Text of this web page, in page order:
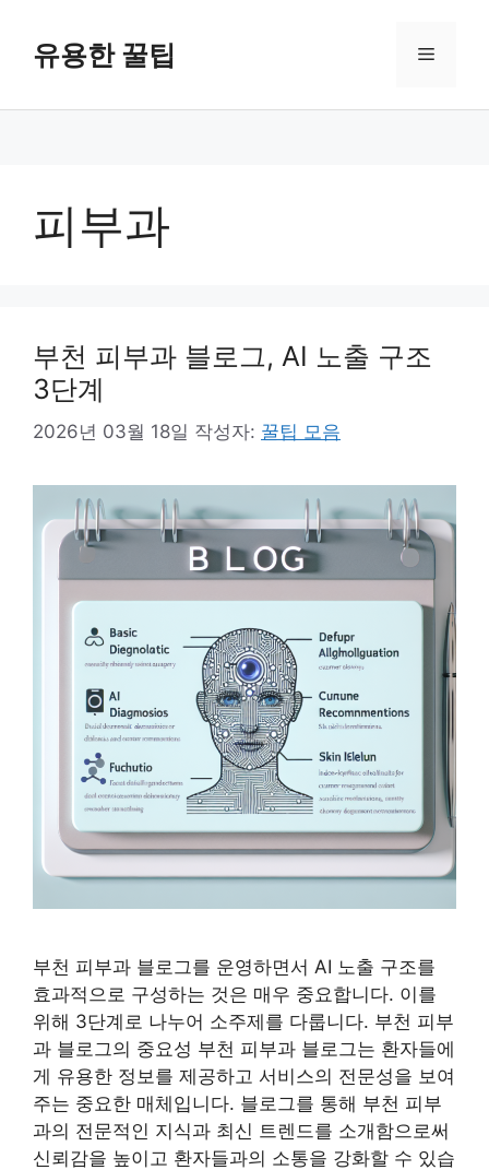
유용한 꿀팁 메
피부과
부천 피부과 블로그, AI 노출 구조
3단계
2026년 03월 18일 작성자: 꿀팁 모음
부천 피부과 블로그를 운영하면서 AI 노출 구조를
효과적으로 구성하는 것은 매우 중요합니다. 이를
위해 3단계로 나누어 소주제를 다룹니다. 부천 피부
과 블로그의 중요성 부천 피부과 블로그는 환자들에
게 유용한 정보를 제공하고 서비스의 전문성을 보여
주는 중요한 매체입니다. 블로그를 통해 부천 피부
과의 전문적인 지식과 최신 트렌드를 소개함으로써
신뢰감을 높이고 환자들과의 소통을 강화할 수 있습